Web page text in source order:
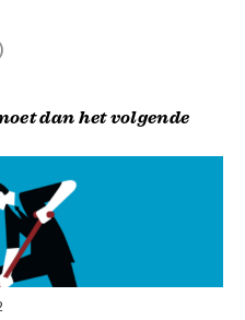
dan het volgende